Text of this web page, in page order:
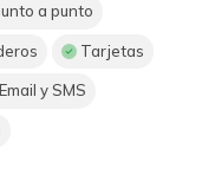
a punto
Tarjetas
Email y SMS